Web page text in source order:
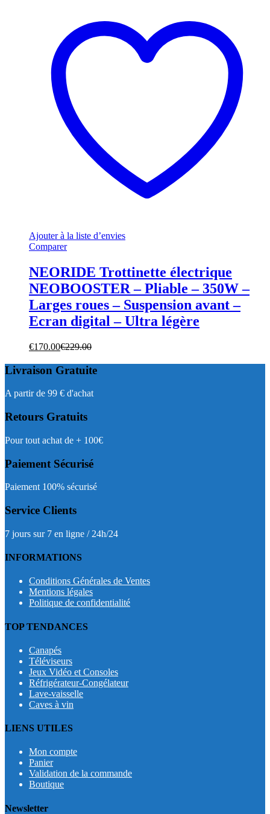
Ajouter à la liste d’envies
Comparer
NEORIDE Trottinette électrique
NEOBOOSTER – Pliable – 350W –
Larges roues – Suspension avant –
Ecran digital – Ultra légère
€170.00€229.00
Livraison Gratuite
A partir de 99 € d'achat
Retours Gratuits
Pour tout achat de + 100€
Paiement Sécurisé
Paiement 100% sécurisé
Service Clients
7 jours sur 7 en ligne / 24h/24
INFORMATIONS
Conditions Générales de Ventes
Mentions légales
Politique de confidentialité
TOP TENDANCES
Canapés
Téléviseurs
Jeux Vidéo et Consoles
Réfrigérateur-Congélateur
Lave-vaisselle
Caves à vin
LIENS UTILES
Mon compte
Panier
Validation de la commande
Boutique
Newsletter